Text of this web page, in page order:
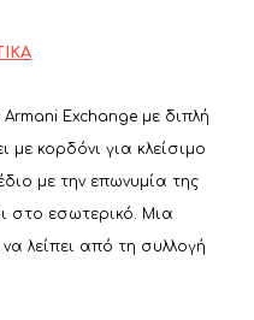
Armani Exchange με διπλή
με κορδόνι για κλείσιμο
με την επωνυμία της
στο εσωτερικό. Μια
λείπει από τη συλλογή